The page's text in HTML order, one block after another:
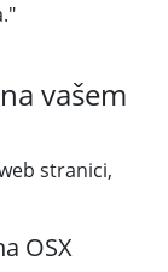
vašem
stranici,
OSX